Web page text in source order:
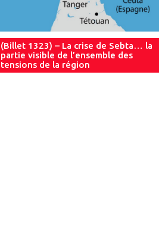
(Billet 1323) – La crise de Sebta… la
partie visible de l’ensemble des
tensions de la région